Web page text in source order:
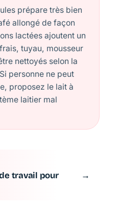
prépare très bien
allongé de façon
lactées ajoutent un
tuyau, mousseur
nettoyés selon la
personne ne peut
proposez le lait à
laitier mal
travail pour
→